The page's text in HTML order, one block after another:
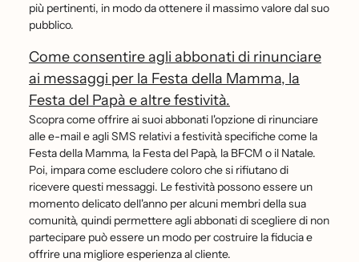
più pertinenti, in modo da ottenere il massimo valore dal suo
pubblico.
Come consentire agli abbonati di rinunciare
ai messaggi per la Festa della Mamma, la
Festa del Papà e altre festività.
Scopra come offrire ai suoi abbonati l'opzione di rinunciare
alle e-mail e agli SMS relativi a festività specifiche come la
Festa della Mamma, la Festa del Papà, la BFCM o il Natale.
Poi, impara come escludere coloro che si rifiutano di
ricevere questi messaggi. Le festività possono essere un
momento delicato dell'anno per alcuni membri della sua
comunità, quindi permettere agli abbonati di scegliere di non
partecipare può essere un modo per costruire la fiducia e
offrire una migliore esperienza al cliente.